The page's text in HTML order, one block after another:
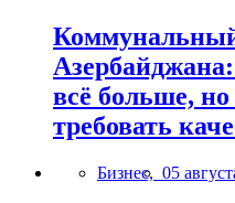
всё больше,
требовать
Бизнес, 05